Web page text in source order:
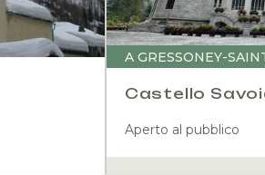
A GRESSONEY-
Castello
Aperto al pubblico